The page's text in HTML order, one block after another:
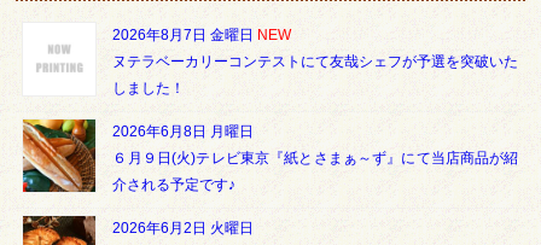
2026年8月7日 金曜日 NEW
ヌテラベーカリーコンテストにて友哉シェフが予選を突破いた
しました！
2026年6月8日 月曜日
６月９日(火)テレビ東京『紙とさまぁ～ず』にて当店商品が紹
介される予定です♪
2026年6月2日 火曜日